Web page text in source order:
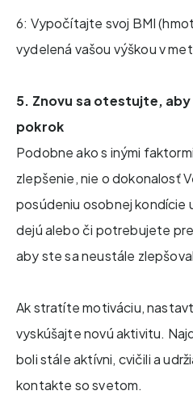
6: Vypočítajte svoj BMI
vydelená vašou výškou v
5. Znovu sa otestujte,
pokrok
Podobne ako s inými
zlepšenie, nie o dokonalosť
posúdeniu osobnej kondície
dejú alebo či potrebujete
aby ste sa neustále
Ak stratíte motiváciu,
vyskúšajte novú aktivitu.
boli stále aktívni, cvičili a
kontakte so svetom.